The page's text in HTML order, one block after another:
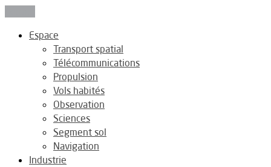
Espace
Transport spatial
Télécommunications
Propulsion
Vols habités
Observation
Sciences
Segment sol
Navigation
Industrie